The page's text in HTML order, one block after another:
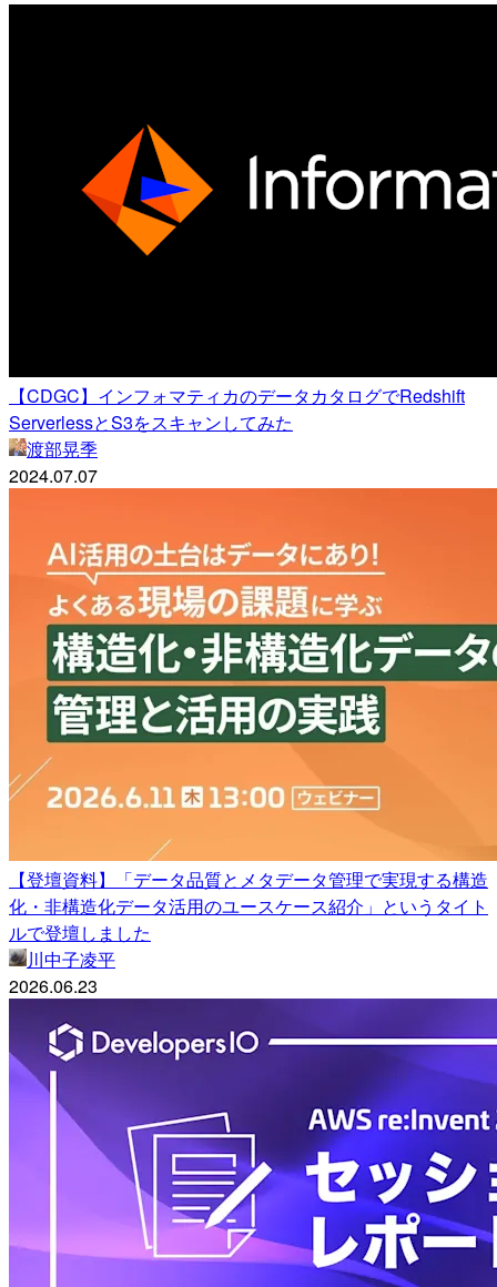
【CDGC】インフォマティカのデータカタログでRedshift
ServerlessとS3をスキャンしてみた
渡部晃季
2024.07.07
【登壇資料】「データ品質とメタデータ管理で実現する構造
化・非構造化データ活用のユースケース紹介」というタイト
ルで登壇しました
川中子凌平
2026.06.23